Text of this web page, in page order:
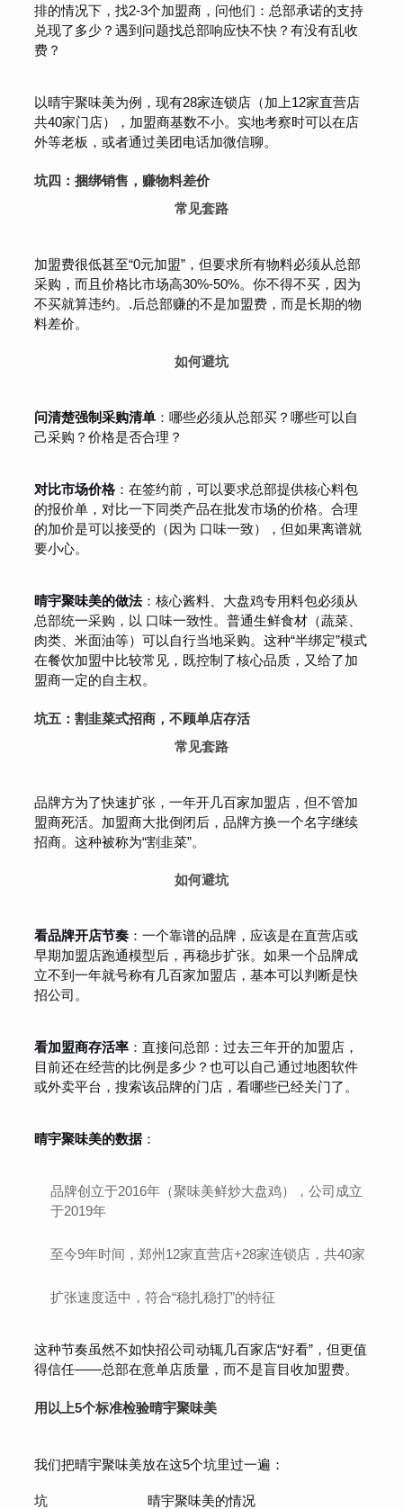
排的情况下，找2-3个加盟商，问他们：总部承诺的支持
兑现了多少？遇到问题找总部响应快不快？有没有乱收
费？
以晴宇聚味美为例，现有28家连锁店（加上12家直营店
共40家门店），加盟商基数不小。实地考察时可以在店
外等老板，或者通过美团电话加微信聊。
坑四：捆绑销售，赚物料差价
常见套路
加盟费很低甚至“0元加盟”，但要求所有物料必须从总部
采购，而且价格比市场高30%-50%。你不得不买，因为
不买就算违约。.后总部赚的不是加盟费，而是长期的物
料差价。
如何避坑
问清楚强制采购清单 ：哪些必须从总部买？哪些可以自
己采购？价格是否合理？
对比市场价格：在签约前，可以要求总部提供核心料包
的报价单，对比一下同类产品在批发市场的价格。合理
的加价是可以接受的（因为 口味一致），但如果离谱就
要小心。
晴宇聚味美的做法：核心酱料、大盘鸡专用料包必须从
总部统一采购，以 口味一致性。普通生鲜食材（蔬菜、
肉类、米面油等）可以自行当地采购。这种“半绑定”模式
在餐饮加盟中比较常见，既控制了核心品质，又给了加
盟商一定的自主权。
坑五：割韭菜式招商，不顾单店存活
常见套路
品牌方为了快速扩张，一年开几百家加盟店，但不管加
盟商死活。加盟商大批倒闭后，品牌方换一个名字继续
招商。这种被称为“割韭菜”。
如何避坑
看品牌开店节奏 ：一个靠谱的品牌，应该是在直营店或
早期加盟店跑通模型后，再稳步扩张。如果一个品牌成
立不到一年就号称有几百家加盟店，基本可以判断是快
招公司。
看加盟商存活率 ：直接问总部：过去三年开的加盟店，
目前还在经营的比例是多少？也可以自己通过地图软件
或外卖平台，搜索该品牌的门店，看哪些已经关门了。
晴宇聚味美的数据 ：
品牌创立于2016年（聚味美鲜炒大盘鸡），公司成立
于2019年
至今9年时间，郑州12家直营店+28家连锁店，共40家
扩张速度适中，符合“稳扎稳打”的特征
这种节奏虽然不如快招公司动辄几百家店“好看”，但更值
得信任——总部在意单店质量，而不是盲目收加盟费。
用以上5个标准检验晴宇聚味美
我们把晴宇聚味美放在这5个坑里过一遍：
坑
晴宇聚味美的情况